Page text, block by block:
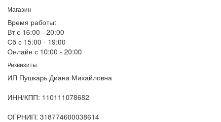
Магазин
Время работы:
Вт с 16:00 - 20:00
Сб с 15:00 - 19:00
Онлайн с 10:00 - 20:00
Реквизиты
ИП Пушкарь Диана Михайловна
ИНН/КПП: 110111078682
ОГРНИП: 318774600038614